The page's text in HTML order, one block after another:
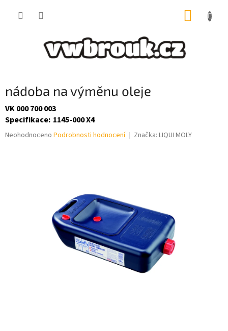
nádoba na výměnu oleje
VK 000 700 003
Specifikace: 1145-000 X4
Průměrné
Neohodnoceno Podrobnosti hodnocení Značka: LIQUI MOLY